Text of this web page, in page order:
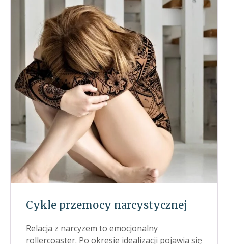
Cykle przemocy narcystycznej
Relacja z narcyzem to emocjonalny
rollercoaster. Po okresie idealizacji pojawia się